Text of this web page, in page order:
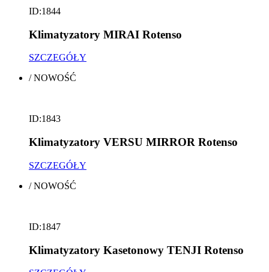
ID:1844
Klimatyzatory MIRAI Rotenso
SZCZEGÓŁY
/NOWOŚĆ
ID:1843
Klimatyzatory VERSU MIRROR Rotenso
SZCZEGÓŁY
/NOWOŚĆ
ID:1847
Klimatyzatory Kasetonowy TENJI Rotenso